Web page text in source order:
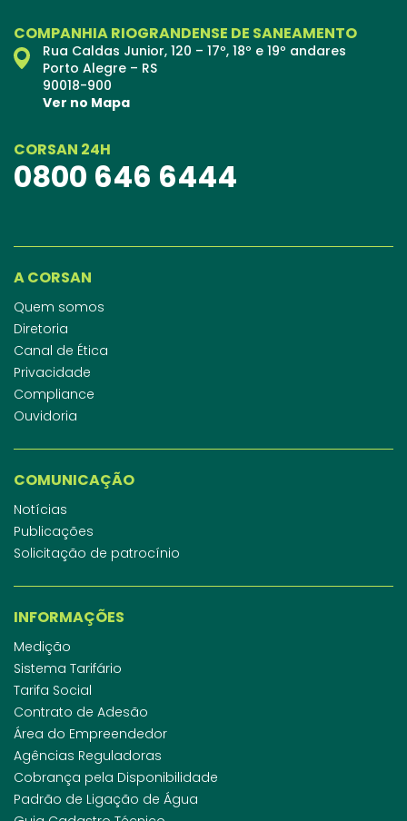
COMPANHIA RIOGRANDENSE DE SANEAMENTO
Rua Caldas Junior, 120 – 17º, 18º e 19º andares
Porto Alegre – RS
90018-900
Ver no Mapa
CORSAN 24H
0800 646 6444
A CORSAN
Quem somos
Diretoria
Canal de Ética
Privacidade
Compliance
Ouvidoria
COMUNICAÇÃO
Notícias
Publicações
Solicitação de patrocínio
INFORMAÇÕES
Medição
Sistema Tarifário
Tarifa Social
Contrato de Adesão
Área do Empreendedor
Agências Reguladoras
Cobrança pela Disponibilidade
Padrão de Ligação de Água